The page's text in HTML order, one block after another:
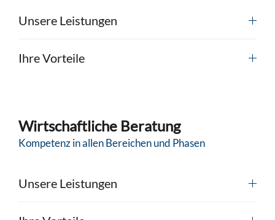
Unsere Leistungen
Ihre Vorteile
Wirtschaftliche Beratung
Kompetenz in allen Bereichen und Phasen
Unsere Leistungen